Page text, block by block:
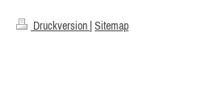
Druckversion Sitemap